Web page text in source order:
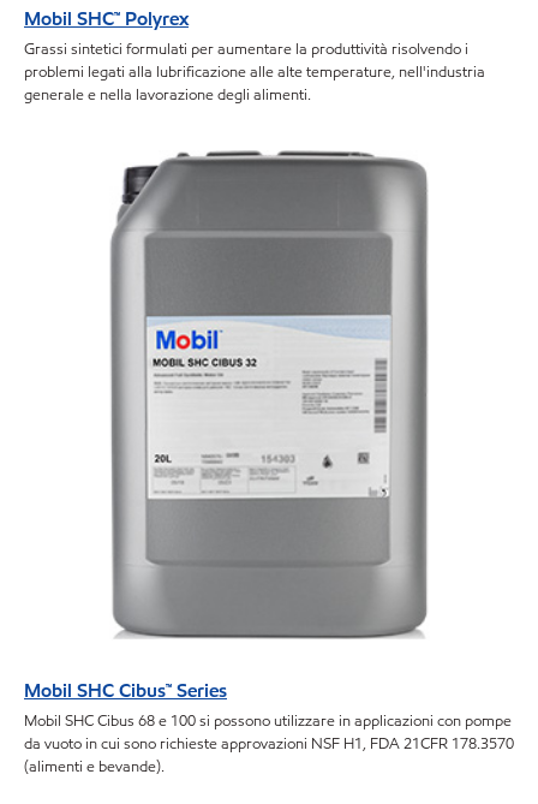
Mobil SHC™ Polyrex
Grassi sintetici formulati per aumentare la produttività risolvendo i
problemi legati alla lubrificazione alle alte temperature, nell'industria
generale e nella lavorazione degli alimenti.
Mobil SHC Cibus™ Series
Mobil SHC Cibus 68 e 100 si possono utilizzare in applicazioni con pompe
da vuoto in cui sono richieste approvazioni NSF H1, FDA 21CFR 178.3570
(alimenti e bevande).